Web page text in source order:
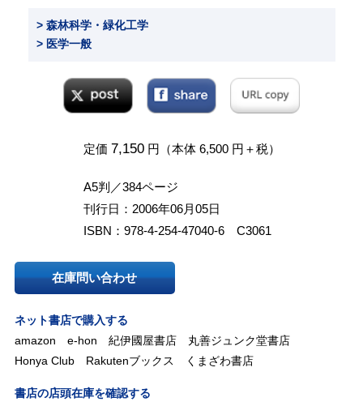
> 森林科学・緑化工学
> 医学一般
定価 7,150円（本体 6,500 円＋税）
A5判／384ページ
刊行日：2006年06月05日
ISBN：978-4-254-47040-6 C3061
在庫問い合わせ
ネット書店で購入する
amazon
e-hon 紀伊國屋書店
丸善ジュンク堂書店
Honya Club
Rakutenブックス くまざわ書店
書店の店頭在庫を確認する